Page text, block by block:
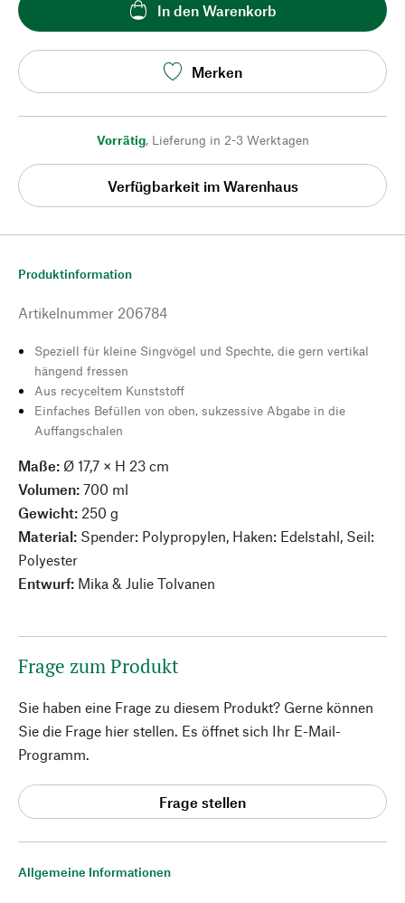
In den Warenkorb
Merken
Vorrätig, Lieferung in 2-3 Werktagen
Verfügbarkeit im Warenhaus
Allgemeine Informationen
Produktinformation
Artikelnummer 206784
Speziell für kleine Singvögel und Spechte, die gern vertikal
hängend fressen
Aus recyceltem Kunststoff
Einfaches Befüllen von oben, sukzessive Abgabe in die
Auffangschalen
Maße: Ø 17,7 × H 23 cm
Volumen: 700 ml
Gewicht: 250 g
Material: Spender: Polypropylen, Haken: Edelstahl, Seil:
Polyester
Entwurf: Mika & Julie Tolvanen
Frage zum Produkt
Sie haben eine Frage zu diesem Produkt? Gerne können
Sie die Frage hier stellen. Es öffnet sich Ihr E-Mail-
Programm.
Frage stellen